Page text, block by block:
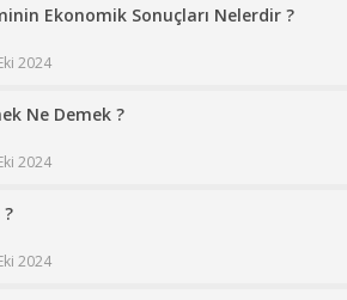
Ekonomik Sonuçları Nelerdir ?
2024
Ne Demek ?
2024
2024